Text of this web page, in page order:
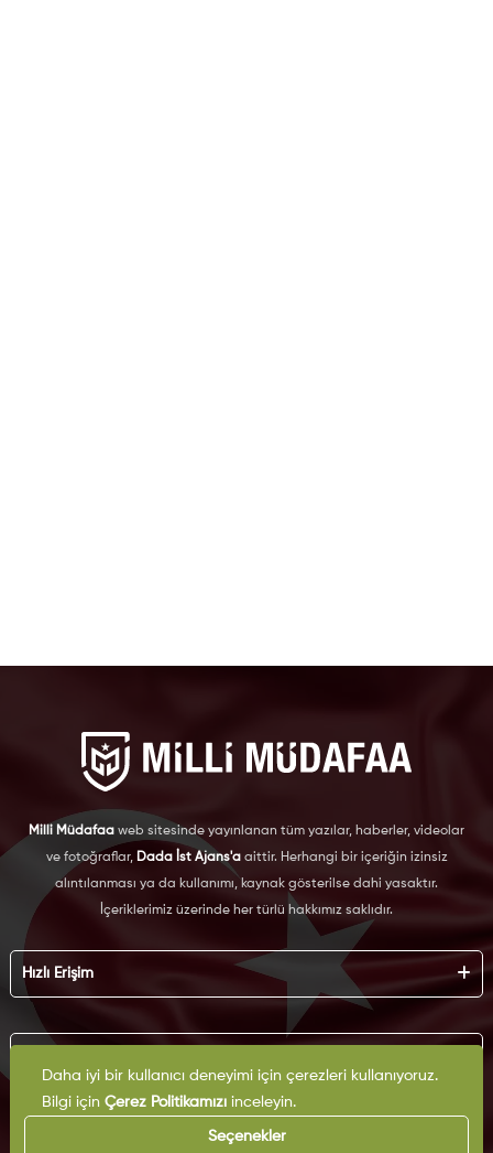
Milli Müdafaa web sitesinde yayınlanan tüm yazılar, haberler, videolar
ve fotoğraflar, Dada İst Ajans'aaittir. Herhangi bir içeriğin izinsiz
alıntılanması ya da kullanımı, kaynak gösterilse dahi yasaktır.
İçeriklerimiz üzerinde her türlü hakkımız saklıdır.
Hızlı Erişim
Künye
Reklam
İş Birliği
Arşiv
İletişim
KVKK
Çerez Politikası
Daha iyi bir kullanıcı deneyimi için çerezleri kullanıyoruz.
Bilgi için Çerez Politikamızıinceleyin.
Seçenekler